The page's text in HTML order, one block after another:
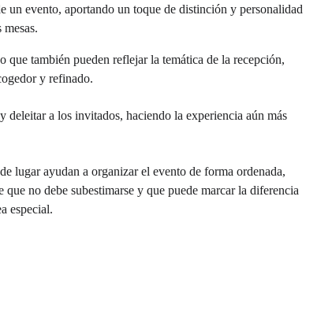
un evento, aportando un toque de distinción y personalidad
también pueden reflejar la temática de la recepción,
y refinado.
deleitar a los invitados, haciendo la experiencia aún más
lugar ayudan a organizar el evento de forma ordenada,
no debe subestimarse y que puede marcar la diferencia
especial.